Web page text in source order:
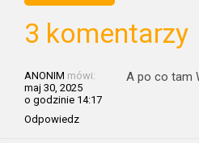
3 komentarzy
ANONIM mówi:
maj 30, 2025
o godzinie 14:17
Odpowiedz
A po co tam